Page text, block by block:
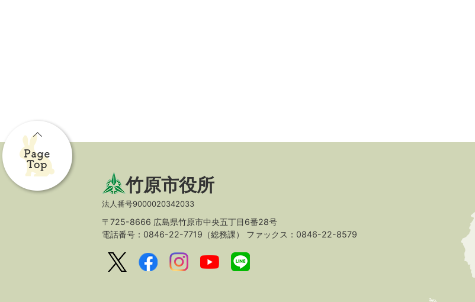
竹原市役所
法人番号9000020342033
〒725-8666 広島県竹原市中央五丁目6番28号
電話番号：0846-22-7719（総務課） ファックス：0846-22-8579